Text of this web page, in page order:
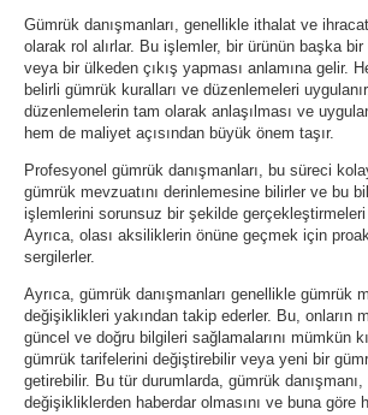
Gümrük danışmanları, genellikle ithalat ve
olarak rol alırlar. Bu işlemler, bir ürünün başka
veya bir ülkeden çıkış yapması anlamına gelir.
belirli gümrük kuralları ve düzenlemeleri
düzenlemelerin tam olarak anlaşılması ve
hem de maliyet açısından büyük önem taşır.
Profesyonel gümrük danışmanları, bu süreci
gümrük mevzuatını derinlemesine bilirler ve bu
işlemlerini sorunsuz bir şekilde gerçekleştirmeleri
Ayrıca, olası aksiliklerin önüne geçmek için
sergilerler.
Ayrıca, gümrük danışmanları genellikle gümrük
değişiklikleri yakından takip ederler. Bu, onların
güncel ve doğru bilgileri sağlamalarını mümkün
gümrük tarifelerini değiştirebilir veya yeni bir
getirebilir. Bu tür durumlarda, gümrük
değişikliklerden haberdar olmasını ve buna göre